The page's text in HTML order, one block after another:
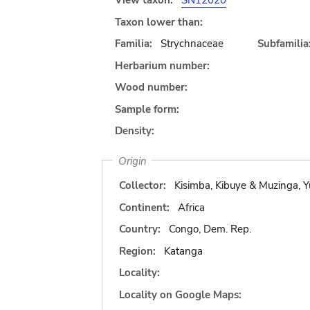
Taxon lower than:
Familia:
Strychnaceae
Subfamilia:
Herbarium number:
Wood number:
Sample form:
Density:
Origin
Collector:
Kisimba, Kibuye & Muzinga,
Continent:
Africa
Country:
Congo, Dem. Rep.
Region:
Katanga
Locality:
Locality on Google Maps: